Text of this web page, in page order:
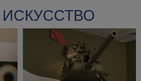
ИСКУССТВО